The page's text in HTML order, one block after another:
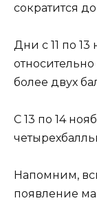
сократится
Дни с 11 по 13
более двух
С 13 по 14
Напомним,
появление